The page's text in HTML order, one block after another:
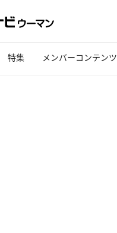
特集 メンバーコンテンツ